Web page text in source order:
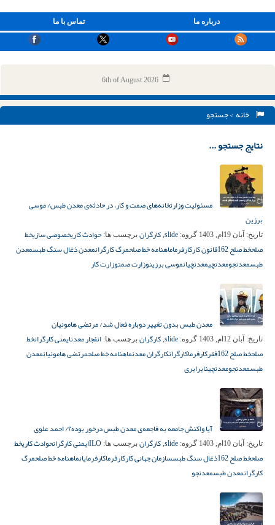
تماس با ما درباره ما
6th of August 2026
خانه > جستجو
نتایج جستجو ...
مسئولیت وزارتخانه‌های صمت و کار، در حادثه‌ی معدن طبس/ موسی
برزین
تاریخ: آبان 19ام, 1403 گروه: slide
, کارگران برچسب ها: حوادث کاریخصوصی سازیخط
صلحخط صلح 162 قانون کارکارفرماماهنامه خط صلحمرگ کارگرانمعدن ذغال سنگ طبسمعدن
طبسمعدنجومعدنچیمعدنچیانموسی برزینوزارت صمتوزارت کار
معدن طبس بدون تغییر دوباره فعال شد/ مرتضی هامونیان
تاریخ: آبان 12ام, 1403 گروه: slide
, کارگران برچسب ها: انفجار معدنایمنی کارگرانخط
صلحخط صلح 162 فقرکارفرماکارگرانکارگران معدنماهنامه خط صلحمرتضی هامونیانمعدن
طبسمعدنجومعدنچینابرابری
آیا واکنش جامعه به فاجعه‌ی معدن طبس درخور بوده؟/ احمد علوی
تاریخ: آبان 10ام, 1403 گروه: slide
, کارگران برچسب ها: ILOایمنی کارگرانحوادث کاریخط
صلحخط صلح 162 ذغال سنگ طبسسازمان جهانی کارکارفرماکارفرمایانماهنامه خط صلحمرگ
کارگرانمعدن طبسمعدنجو